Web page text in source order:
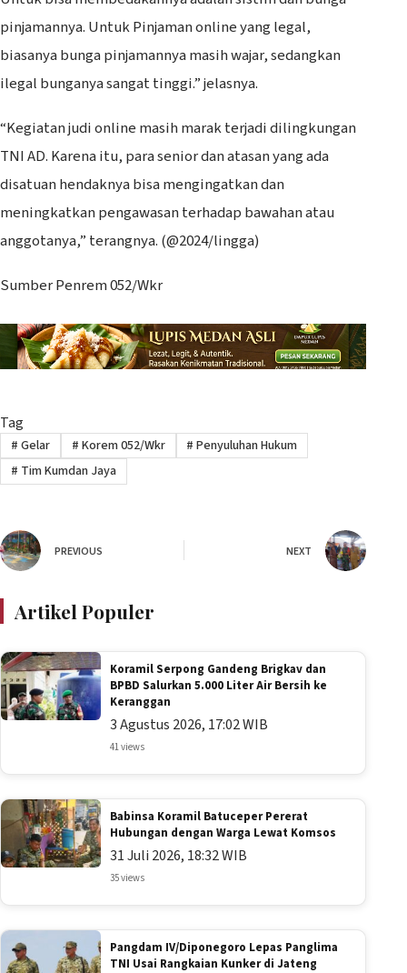
pinjamannya. Untuk Pinjaman online yang legal,
biasanya bunga pinjamannya masih wajar, sedangkan
ilegal bunganya sangat tinggi.” jelasnya.
“Kegiatan judi online masih marak terjadi dilingkungan
TNI AD. Karena itu, para senior dan atasan yang ada
disatuan hendaknya bisa mengingatkan dan
meningkatkan pengawasan terhadap bawahan atau
anggotanya,” terangnya. (@2024/lingga)
Sumber Penrem 052/Wkr
Tag
# Gelar # Korem 052/Wkr # Penyuluhan Hukum
# Tim Kumdan Jaya
PREVIOUS NEXT
Artikel Populer
Koramil Serpong Gandeng Brigkav dan
BPBD Salurkan 5.000 Liter Air Bersih ke
Keranggan
3 Agustus 2026, 17:02 WIB
41 views
Babinsa Koramil Batuceper Pererat
Hubungan dengan Warga Lewat Komsos
31 Juli 2026, 18:32 WIB
35 views
Pangdam IV/Diponegoro Lepas Panglima
TNI Usai Rangkaian Kunker di Jateng